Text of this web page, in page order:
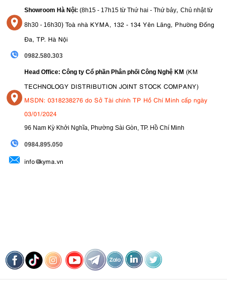
Showroom Hà Nội: (8h15 - 17h15 từ Thứ hai - Thứ bảy, Chủ nhật từ
8h30 - 16h30) Toà nhà KYMA, 132 - 134 Yên Lãng, Phường Đống
Đa, TP. Hà Nội
0982.580.303
Head Office: Công ty Cổ phần Phân phối Công Nghệ KM (KM
TECHNOLOGY DISTRIBUTION JOINT STOCK COMPANY)
MSDN: 0318238276 do Sở Tài chính TP Hồ Chí Minh cấp ngày
03/01/2024
96 Nam Kỳ Khởi Nghĩa, Phường Sài Gòn, TP. Hồ Chí Minh
0984.895.050
info@kyma.vn